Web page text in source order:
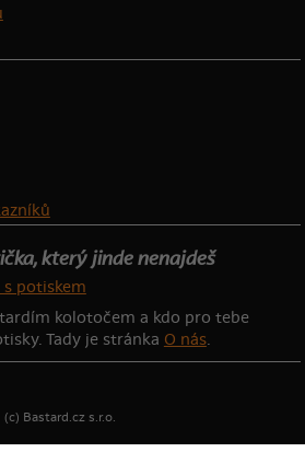
který jinde nenajdeš
kolotočem a kdo pro tebe
Tady je stránka O nás.
(c) Bastard.cz s.r.o.